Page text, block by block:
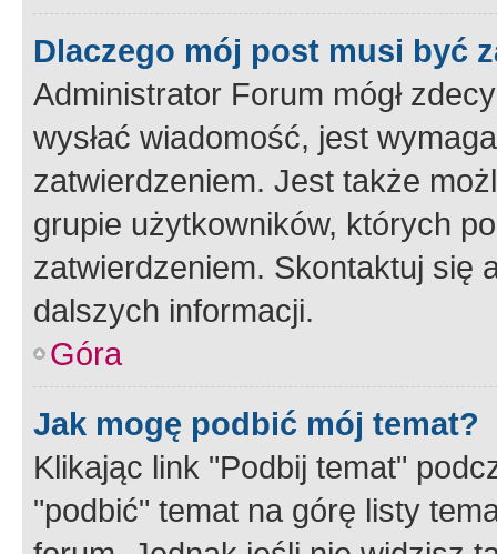
Dlaczego mój post musi być
Administrator Forum mógł
wysłać wiadomość, jest
zatwierdzeniem. Jest także
grupie użytkowników, których
zatwierdzeniem. Skontaktuj się
dalszych informacji.
Góra
Jak mogę podbić mój temat?
Klikając link "Podbij temat"
"podbić" temat na górę listy